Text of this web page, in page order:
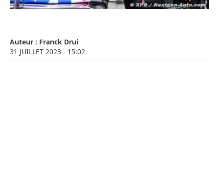
Auteur : Franck Drui
31 JUILLET 2023 - 15:02